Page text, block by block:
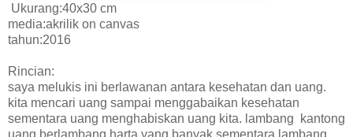
Ukurang:40x30 cm
media:akrilik on canvas
tahun:2016
Rincian:
saya melukis ini berlawanan antara kesehatan dan uang.
kita mencari uang sampai menggabaikan kesehatan
sementara uang menghabiskan uang kita. lambang kantong
uang berlambang harta yang banyak sementara lambang